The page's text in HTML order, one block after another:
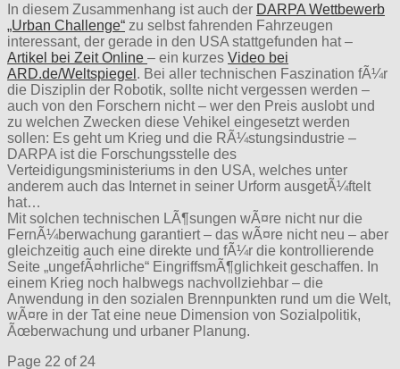
In diesem Zusammenhang ist auch der DARPA Wettbewerb
„Urban Challenge“ zu selbst fahrenden Fahrzeugen
interessant, der gerade in den USA stattgefunden hat –
Artikel bei Zeit Online – ein kurzes Video bei
ARD.de/Weltspiegel . Bei aller technischen Faszination fÃ¼r
die Disziplin der Robotik, sollte nicht vergessen werden –
auch von den Forschern nicht – wer den Preis auslobt und
zu welchen Zwecken diese Vehikel eingesetzt werden
sollen: Es geht um Krieg und die RÃ¼stungsindustrie –
DARPA ist die Forschungsstelle des
Verteidigungsministeriums in den USA, welches unter
anderem auch das Internet in seiner Urform ausgetÃ¼ftelt
hat…
Mit solchen technischen LÃ¶sungen wÃ¤re nicht nur die
FernÃ¼berwachung garantiert – das wÃ¤re nicht neu – aber
gleichzeitig auch eine direkte und fÃ¼r die kontrollierende
Seite „ungefÃ¤hrliche“ EingriffsmÃ¶glichkeit geschaffen. In
einem Krieg noch halbwegs nachvollziehbar – die
Anwendung in den sozialen Brennpunkten rund um die Welt,
wÃ¤re in der Tat eine neue Dimension von Sozialpolitik,
Ãœberwachung und urbaner Planung.
Page 22 of 24